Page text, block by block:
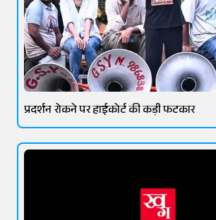
प्रदर्शन रोकने पर हाईकोर्ट की कड़ी फटकार